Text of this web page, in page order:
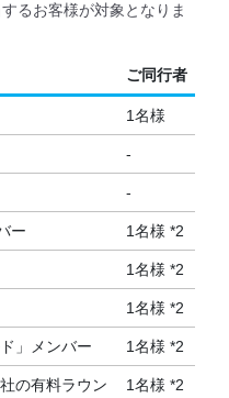
るお客様が対象となりま
ご同行者
1名様
-
-
ー 1名様 *2
1名様 *2
1名様 *2
」メンバー 1名様 *2
の有料ラウン
1名様 *2